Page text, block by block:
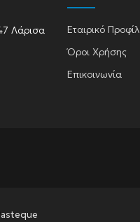
Λάρισα
Εταιρικό Προφίλ
Όροι Χρήσης
Επικοινωνία